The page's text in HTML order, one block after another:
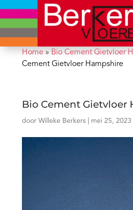
Home» Bio Cement Gietvloer
Cement Gietvloer Hampshire
Bio Cement Gietvloer
door Willeke Berkers| mei 25, 2023